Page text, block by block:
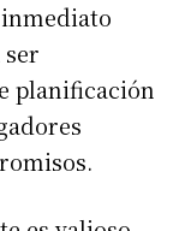
planificación